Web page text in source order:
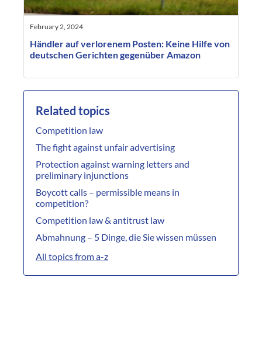
February 2, 2024
Händler auf verlorenem Posten: Keine Hilfe von
deutschen Gerichten gegenüber Amazon
Related topics
Competition law
The fight against unfair advertising
Protection against warning letters and
preliminary injunctions
Boycott calls – permissible means in
competition?
Competition law & antitrust law
Abmahnung – 5 Dinge, die Sie wissen müssen
All topics from a-z